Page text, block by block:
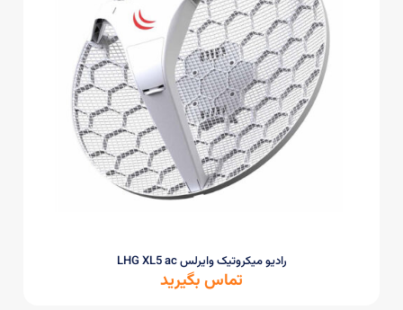
رادیو میکروتیک وایرلس LHG XL5 ac
تماس بگیرید